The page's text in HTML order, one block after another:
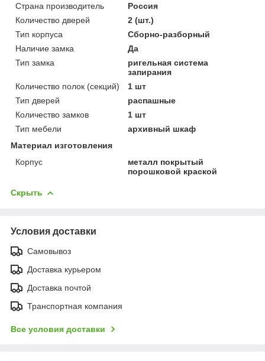
Страна производитель
Россия
Количество дверей
2 (шт.)
Тип корпуса
Сборно-разборный
Наличие замка
Да
Тип замка
ригельная система
запирания
Количество полок (секций)
1 шт
Тип дверей
распашные
Количество замков
1 шт
Тип мебели
архивный шкаф
Материал изготовления
Корпус
металл покрытый
порошковой краской
Скрыть
Условия доставки
Самовывоз
Доставка курьером
Доставка почтой
Транспортная компания
Все условия доставки